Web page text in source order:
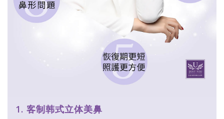
1. 客制韩式立体美鼻